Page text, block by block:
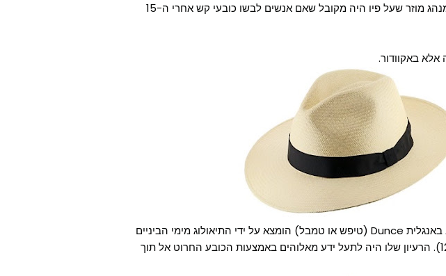
באמריקה היה בשנת 1920 מנהג מוזר שעל פיו היה מקובל שאם אנשים לבשו כובעי קש אחרי ה-15
באקוודור.
כובע הליצן המחודד, שנקרא באנגלית Dunce (טיפש או טמבל) הומצא על ידי התיאולוג מימי הביניים
ג'ון דנס סקוטוס (1265-1308). הרעיון שלו היה לתעל ידע מאלוהים באמצעות הכובע החרוט אל תוך